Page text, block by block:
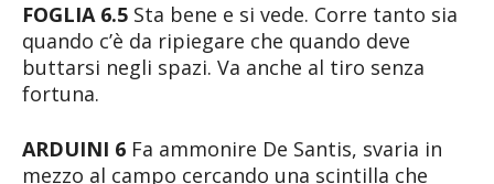
FOGLIA 6.5 Sta bene e si vede. Corre tanto sia
quando c’è da ripiegare che quando deve
buttarsi negli spazi. Va anche al tiro senza
fortuna.
ARDUINI 6 Fa ammonire De Santis, svaria in
mezzo al campo cercando una scintilla che